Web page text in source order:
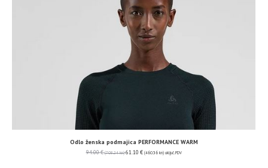
Odlo ženska podmajica PERFORMANCE WARM
94.00€ (708.24 kn) 61.10 € (460.36 kn) uključ. PDV